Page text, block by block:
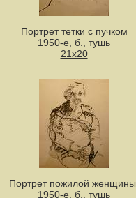
Портрет тетки с пучком
1950-е, б., тушь
21х20
Портрет пожилой женщины.
1950-е, б., тушь